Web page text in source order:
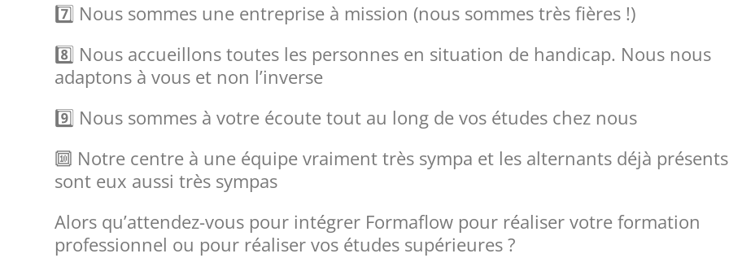
7️⃣ Nous sommes une entreprise à mission (nous sommes très fières !)
8️⃣ Nous accueillons toutes les personnes en situation de handicap. Nous nous
adaptons à vous et non l’inverse
9️⃣ Nous sommes à votre écoute tout au long de vos études chez nous
🔟 Notre centre à une équipe vraiment très sympa et les alternants déjà présents
sont eux aussi très sympas
Alors qu’attendez-vous pour intégrer Formaflow pour réaliser votre formation
professionnel ou pour réaliser vos études supérieures ?